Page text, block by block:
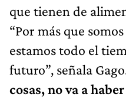
que tienen de
“Por más que
estamos todo el
futuro”, señala
cosas, no va a